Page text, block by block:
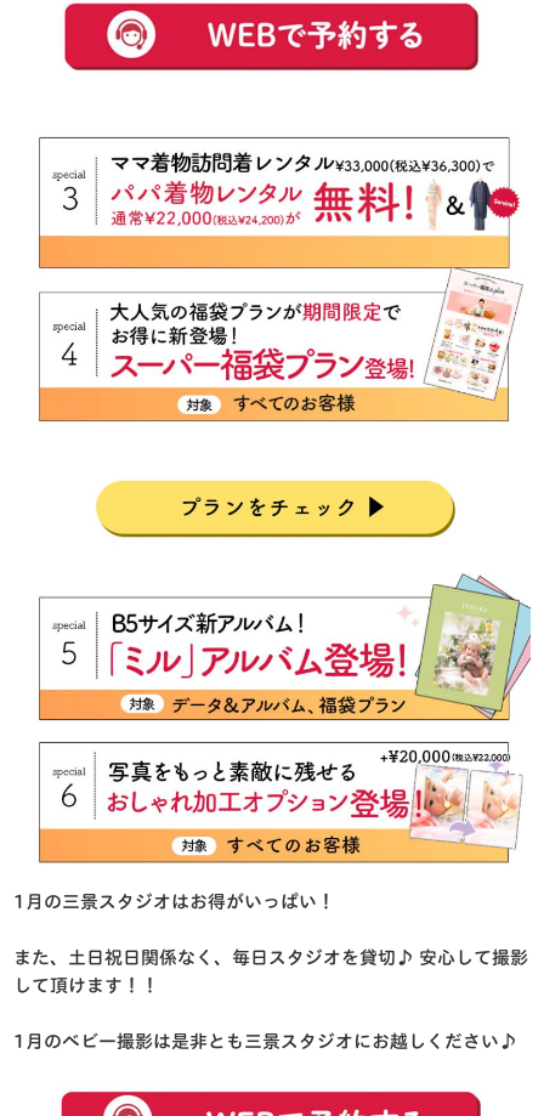
1月の三景スタジオはお得がいっぱい！
また、土日祝日関係なく、毎日スタジオを貸切♪ 安心して撮影
して頂けます！！
1月のベビー撮影は是非とも三景スタジオにお越しください♪